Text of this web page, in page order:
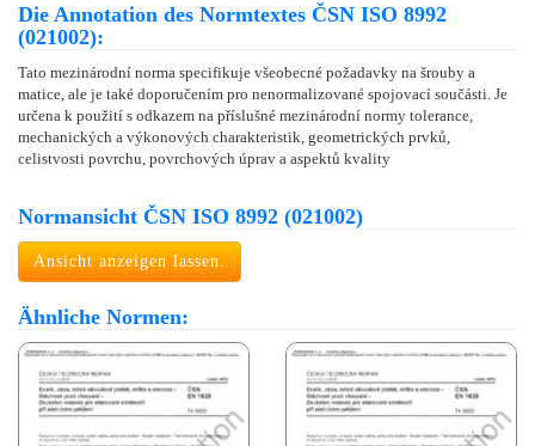
Die Annotation des Normtextes ČSN ISO 8992
(021002):
Tato mezinárodní norma specifikuje všeobecné požadavky na šrouby a
matice, ale je také doporučením pro nenormalizované spojovací součásti. Je
určena k použití s odkazem na příslušné mezinárodní normy tolerance,
mechanických a výkonových charakteristik, geometrických prvků,
celistvosti povrchu, povrchových úprav a aspektů kvality
Normansicht ČSN ISO 8992 (021002)
Ansicht anzeigen lassen.
Ähnliche Normen: